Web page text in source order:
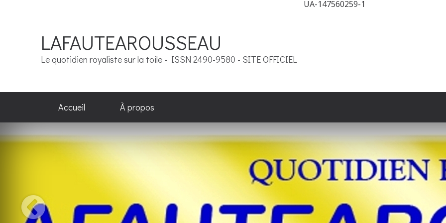
UA-147560259-1
LAFAUTEAROUSSEAU
Le quotidien royaliste sur la toile - ISSN 2490-9580 - SITE OFFICIEL
Accueil À propos